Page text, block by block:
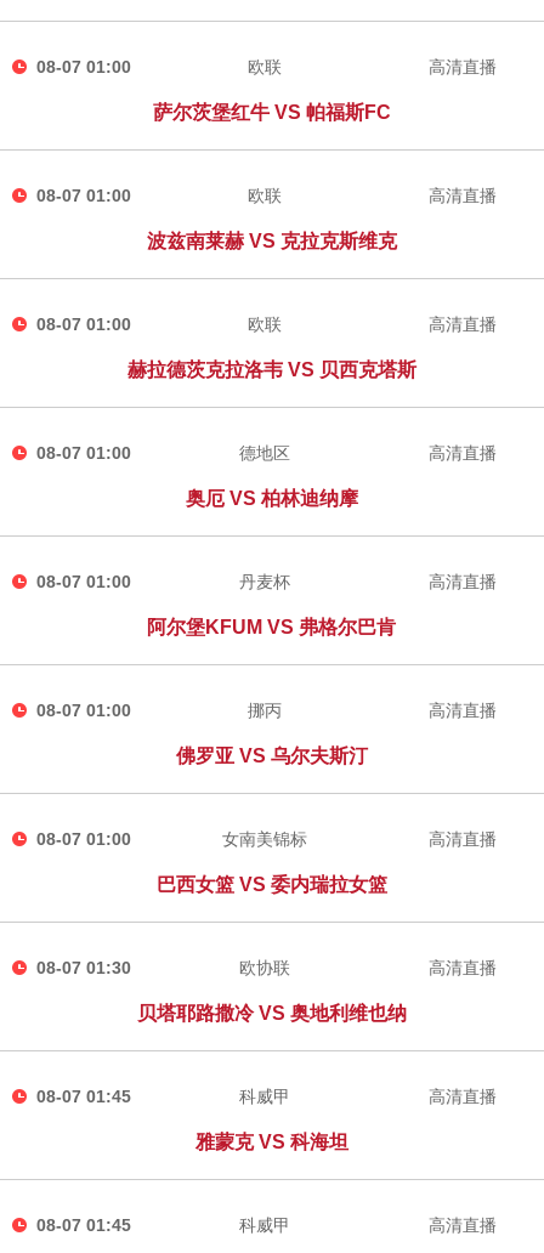
08-07 01:00 欧联
萨尔茨堡红牛 VS 帕福斯FC
高清直播
08-07 01:00 欧联
波兹南莱赫 VS 克拉克斯维克
高清直播
08-07 01:00 欧联
赫拉德茨克拉洛韦 VS 贝西克塔斯
高清直播
08-07 01:00 德地区
奥厄 VS 柏林迪纳摩
高清直播
08-07 01:00 丹麦杯
阿尔堡KFUM VS 弗格尔巴肯
高清直播
08-07 01:00 挪丙
佛罗亚 VS 乌尔夫斯汀
高清直播
08-07 01:00 女南美锦标
巴西女篮 VS 委内瑞拉女篮
高清直播
08-07 01:30 欧协联
贝塔耶路撒冷 VS 奥地利维也纳
高清直播
08-07 01:45 科威甲
雅蒙克 VS 科海坦
高清直播
08-07 01:45 科威甲 高清直播